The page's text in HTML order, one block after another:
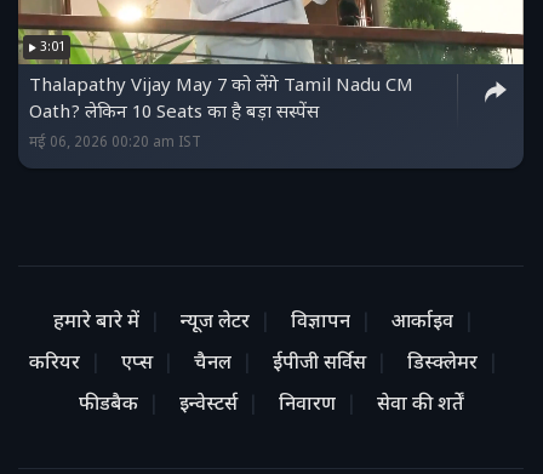
3:01
Thalapathy Vijay May 7 को लेंगे Tamil Nadu CM
Oath? लेकिन 10 Seats का है बड़ा सस्पेंस
मई 06, 2026 00:20 am IST
हमारे बारे में न्यूज लेटर विज्ञापन
आर्काइव
करियर
एप्स चैनल ईपीजी सर्विस
डिस्क्लेमर
फीडबैक
इन्वेस्टर्स निवारण सेवा की शर्तें